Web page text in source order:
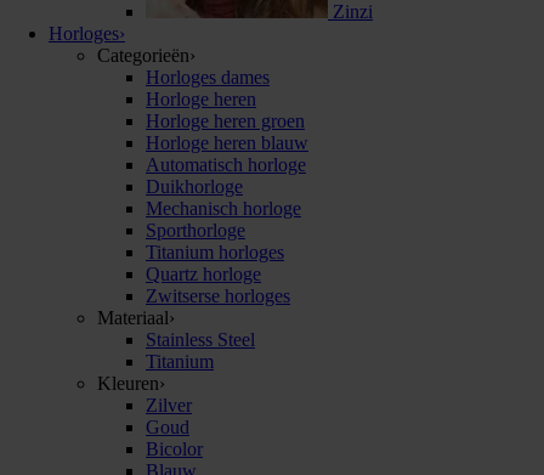
Zinzi
Horloges›
Categorieën›
Horloges dames
Horloge heren
Horloge heren groen
Horloge heren blauw
Automatisch horloge
Duikhorloge
Mechanisch horloge
Sporthorloge
Titanium horloges
Quartz horloge
Zwitserse horloges
Materiaal›
Stainless Steel
Titanium
Kleuren›
Zilver
Goud
Bicolor
Blauw